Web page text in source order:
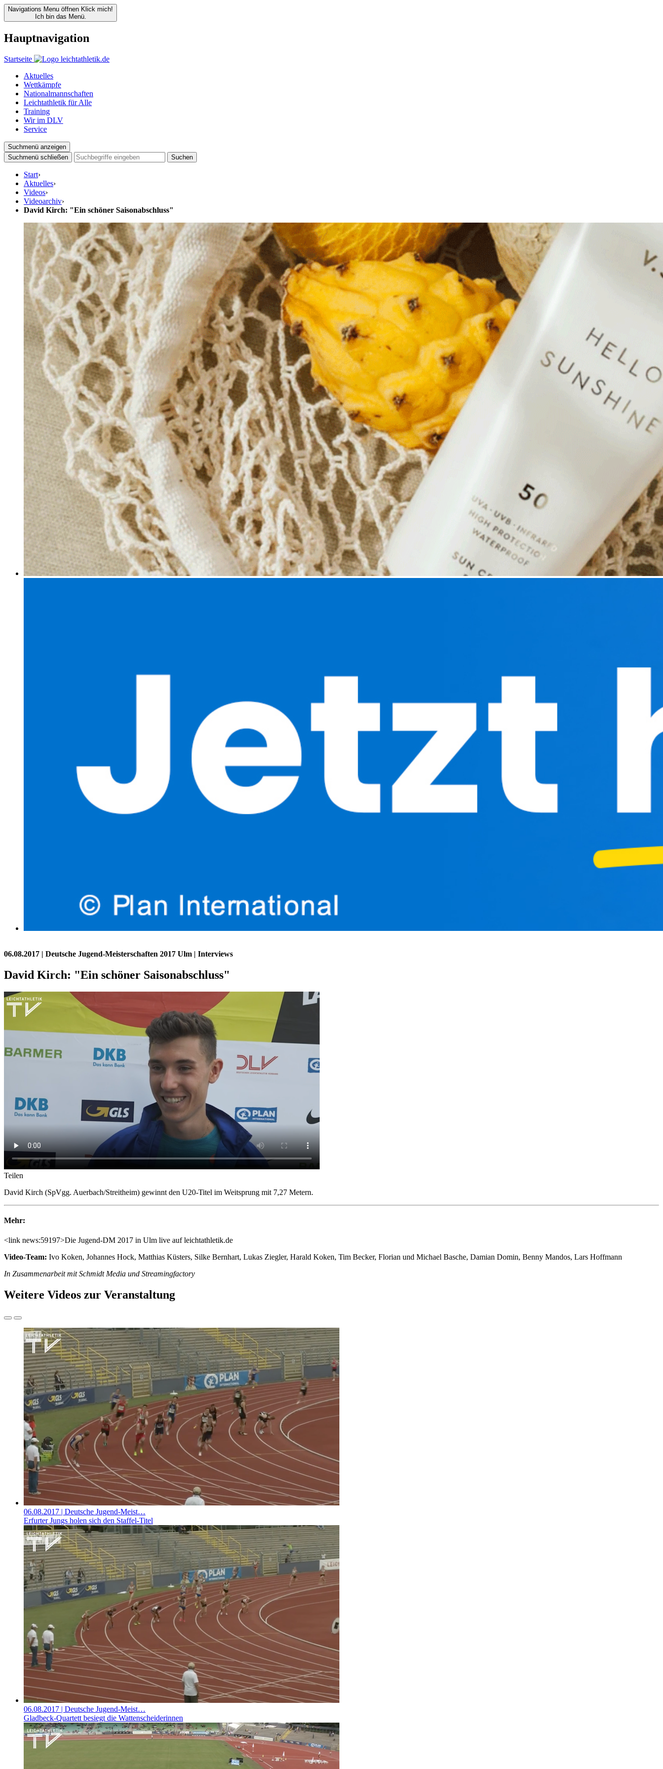
Navigations Menu öffnen Klick mich!
Ich bin das Menü.
Hauptnavigation
Startseite
Aktuelles
Wettkämpfe
Nationalmannschaften
Leichtathletik für Alle
Training
Wir im DLV
Service
Suchmenü anzeigen
Suchmenü schließen
Suchen
Start›
Aktuelles›
Videos›
Videoarchiv›
David Kirch: "Ein schöner Saisonabschluss"
06.08.2017 | Deutsche Jugend-Meisterschaften 2017 Ulm | Interviews
David Kirch: "Ein schöner Saisonabschluss"
Teilen
David Kirch (SpVgg. Auerbach/Streitheim) gewinnt den U20-Titel im Weitsprung mit 7,27 Metern.
Mehr:
<link news:59197>Die Jugend-DM 2017 in Ulm live auf leichtathletik.de
Video-Team: Ivo Koken, Johannes Hock, Matthias Küsters, Silke Bernhart, Lukas Ziegler, Harald Koken, Tim Becker, Florian und Michael Basche, Damian Domin, Benny Mandos, Lars Hoffmann
In Zusammenarbeit mit Schmidt Media und Streamingfactory
Weitere Videos zur Veranstaltung
06.08.2017 | Deutsche Jugend-Meist…
Erfurter Jungs holen sich den Staffel-Titel
06.08.2017 | Deutsche Jugend-Meist…
Gladbeck-Quartett besiegt die Wattenscheiderinnen